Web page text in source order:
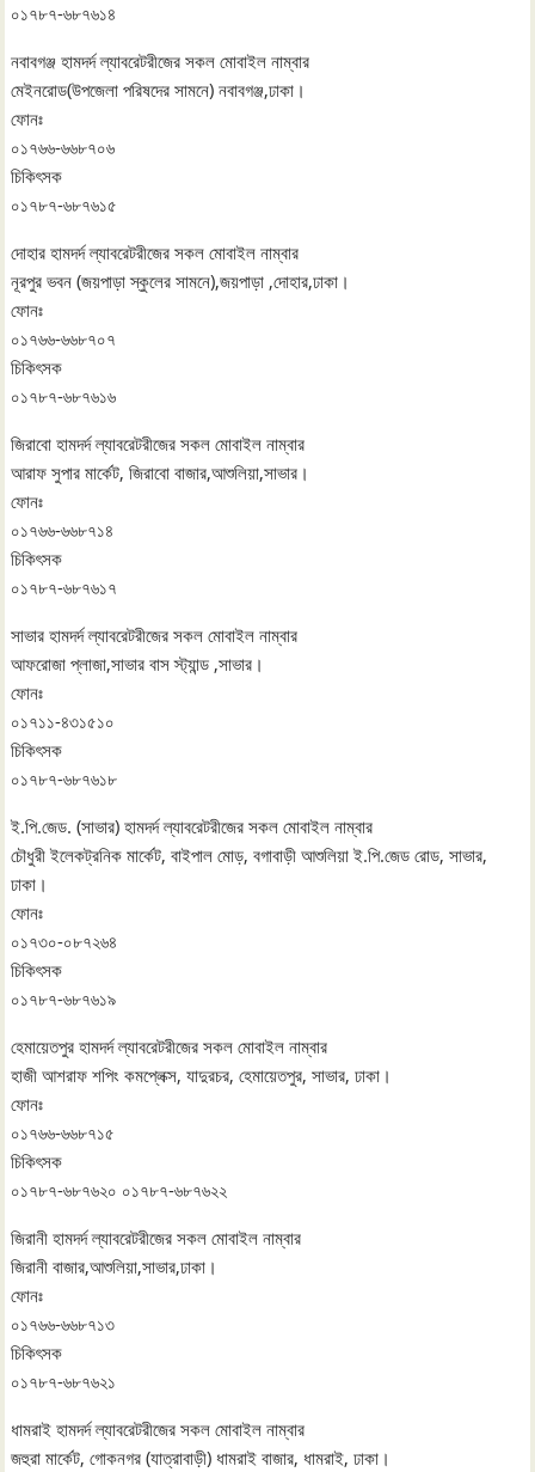
০১৭৮৭-৬৮৭৬১৪
নবাবগঞ্জ হামদর্দ ল্যাবরেটরীজের সকল মোবাইল নাম্বার
মেইনরোড(উপজেলা পরিষদের সামনে) নবাবগঞ্জ,ঢাকা।
ফোনঃ
০১৭৬৬-৬৬৮৭০৬
চিকিৎসক
০১৭৮৭-৬৮৭৬১৫
দোহার হামদর্দ ল্যাবরেটরীজের সকল মোবাইল নাম্বার
নূরপুর ভবন (জয়পাড়া স্কুলের সামনে),জয়পাড়া ,দোহার,ঢাকা।
ফোনঃ
০১৭৬৬-৬৬৮৭০৭
চিকিৎসক
০১৭৮৭-৬৮৭৬১৬
জিরাবো হামদর্দ ল্যাবরেটরীজের সকল মোবাইল নাম্বার
আরাফ সুপার মার্কেট, জিরাবো বাজার,আশুলিয়া,সাভার।
ফোনঃ
০১৭৬৬-৬৬৮৭১৪
চিকিৎসক
০১৭৮৭-৬৮৭৬১৭
সাভার হামদর্দ ল্যাবরেটরীজের সকল মোবাইল নাম্বার
আফরোজা প্লাজা,সাভার বাস স্ট্যান্ড ,সাভার।
ফোনঃ
০১৭১১-৪৩১৫১০
চিকিৎসক
০১৭৮৭-৬৮৭৬১৮
ই.পি.জেড. (সাভার) হামদর্দ ল্যাবরেটরীজের সকল মোবাইল নাম্বার
চৌধুরী ইলেকট্রনিক মার্কেট, বাইপাল মোড়, বগাবাড়ী আশুলিয়া ই.পি.জেড রোড, সাভার,
ঢাকা।
ফোনঃ
০১৭৩০-০৮৭২৬৪
চিকিৎসক
০১৭৮৭-৬৮৭৬১৯
হেমায়েতপুর হামদর্দ ল্যাবরেটরীজের সকল মোবাইল নাম্বার
হাজী আশরাফ শপিং কমপ্লেক্স, যাদুরচর, হেমায়েতপুর, সাভার, ঢাকা।
ফোনঃ
০১৭৬৬-৬৬৮৭১৫
চিকিৎসক
০১৭৮৭-৬৮৭৬২০ ০১৭৮৭-৬৮৭৬২২
জিরানী হামদর্দ ল্যাবরেটরীজের সকল মোবাইল নাম্বার
জিরানী বাজার,আশুলিয়া,সাভার,ঢাকা।
ফোনঃ
০১৭৬৬-৬৬৮৭১৩
চিকিৎসক
০১৭৮৭-৬৮৭৬২১
ধামরাই হামদর্দ ল্যাবরেটরীজের সকল মোবাইল নাম্বার
জহুরা মার্কেট, গোকনগর (যাত্রাবাড়ী) ধামরাই বাজার, ধামরাই, ঢাকা।